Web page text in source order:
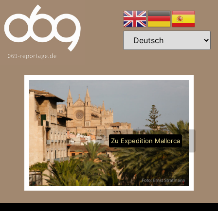
Zu Expedition Mallorca